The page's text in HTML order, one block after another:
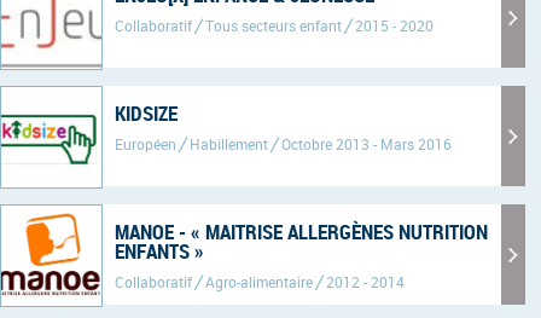
Collaboratif Tous secteurs enfant 2015 - 2020
KIDSIZE
Européen Habillement Octobre 2013 - Mars 2016
MANOE - « MAITRISE ALLERGÈNES NUTRITION
ENFANTS »
Collaboratif Agro-alimentaire 2012 - 2014